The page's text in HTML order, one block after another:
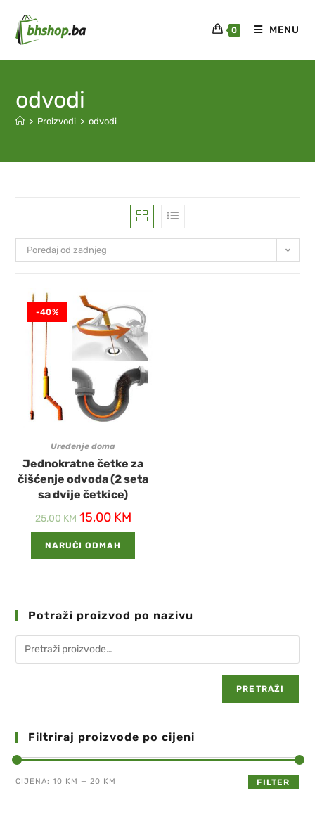
0 MENU
odvodi
> Proizvodi > odvodi
Poredaj od zadnjeg
-40%
Uređenje doma
Jednokratne četke za
čišćenje odvoda (2 seta
sa dvije četkice)
25,00KM 15,00 KM
NARUČI ODMAH
Potraži proizvod po nazivu
PRETRAŽI
Filtriraj proizvode po cijeni
FILTER
CIJENA:10 KM —20 KM